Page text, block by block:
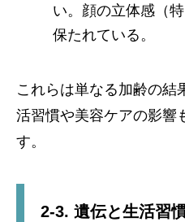
い。顔の立体感（
保たれている。
これらは単なる加齢の結
活習慣や美容ケアの影響
す。
2-3. 遺伝と生活習